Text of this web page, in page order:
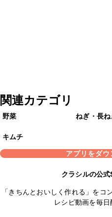
関連カテゴリ
野菜 ねぎ・長ね
キムチ
アプリをダ
クラシルの公
「きちんとおいしく作れる」を
レシピ動画を毎日